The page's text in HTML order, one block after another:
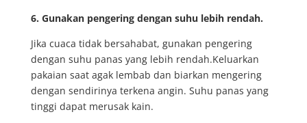
6. Gunakan pengering dengan suhu lebih rendah.
Jika cuaca tidak bersahabat, gunakan pengering
dengan suhu panas yang lebih rendah.Keluarkan
pakaian saat agak lembab dan biarkan mengering
dengan sendirinya terkena angin. Suhu panas yang
tinggi dapat merusak kain.